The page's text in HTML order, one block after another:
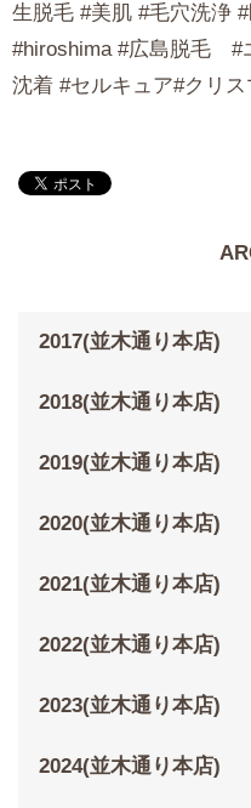
生脱毛 #美肌 #毛穴洗浄 #
#hiroshima #広島脱毛 #
沈着 #セルキュア#クリス
2017(並木通り本店)
2018(並木通り本店)
2019(並木通り本店)
2020(並木通り本店)
2021(並木通り本店)
2022(並木通り本店)
2023(並木通り本店)
2024(並木通り本店)